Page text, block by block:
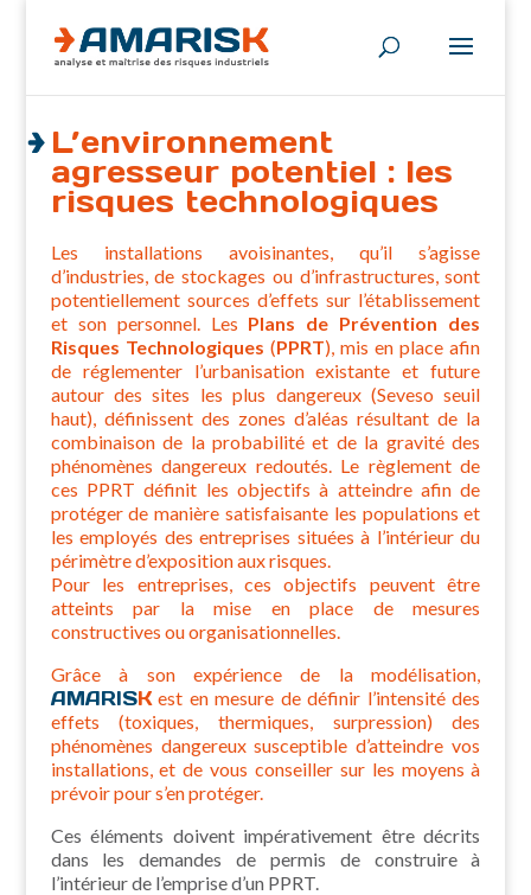
L’environnement
agresseur potentiel : les
risques technologiques
Les installations avoisinantes, qu’il s’agisse
d’industries, de stockages ou d’infrastructures, sont
potentiellement sources d’effets sur l’établissement
et son personnel. Les Plans de Prévention des
Risques Technologiques (PPRT), mis en place afin
de réglementer l’urbanisation existante et future
autour des sites les plus dangereux (Seveso seuil
haut), définissent des zones d’aléas résultant de la
combinaison de la probabilité et de la gravité des
phénomènes dangereux redoutés. Le règlement de
ces PPRT définit les objectifs à atteindre afin de
protéger de manière satisfaisante les populations et
les employés des entreprises situées à l’intérieur du
périmètre d’exposition aux risques.
Pour les entreprises, ces objectifs peuvent être
atteints par la mise en place de mesures
constructives ou organisationnelles.
Grâce à son expérience de la modélisation,
AMARISKest en mesure de définir l’intensité des
effets (toxiques, thermiques, surpression) des
phénomènes dangereux susceptible d’atteindre vos
installations, et de vous conseiller sur les moyens à
prévoir pour s’en protéger.
Ces éléments doivent impérativement être décrits
dans les demandes de permis de construire à
l’intérieur de l’emprise d’un PPRT.